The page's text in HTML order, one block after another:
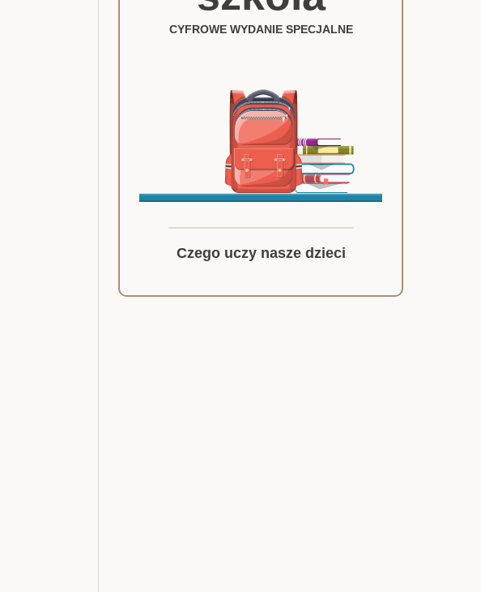
CYFROWE WYDANIE SPECJALNE
Czego uczy nasze dzieci